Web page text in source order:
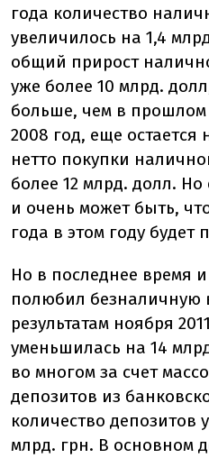
года количество
увеличилось на 1,4
общий прирост
уже более 10 млрд.
больше, чем в прошлом
2008 год, еще остается
нетто покупки
более 12 млрд. долл.
и очень может быть,
года в этом году будет
Но в последнее время
полюбил безналичную
результатам ноября
уменьшилась на 14
во многом за счет
депозитов из
количество депозитов
млрд. грн. В основном